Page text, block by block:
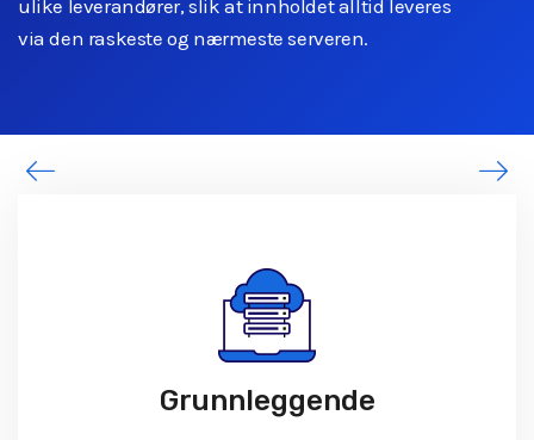
ulike leverandører, slik at innholdet alltid leveres
via den raskeste og nærmeste serveren.
Grunnleggende